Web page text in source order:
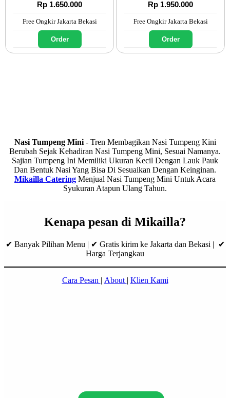
Rp 1.650.000
Free Ongkir Jakarta Bekasi
Order
Rp 1.950.000
Free Ongkir Jakarta Bekasi
Order
Nasi Tumpeng Mini- Tren Membagikan Nasi Tumpeng Kini
Berubah Sejak Kehadiran Nasi Tumpeng Mini, Sesuai Namanya.
Sajian Tumpeng Ini Memiliki Ukuran Kecil Dengan Lauk Pauk
Dan Bentuk Nasi Yang Bisa Di Sesuaikan Dengan Keinginan.
Mikailla Catering Menjual Nasi Tumpeng Mini Untuk Acara
Syukuran Atapun Ulang Tahun.
Kenapa pesan di Mikailla?
✔ Banyak Pilihan Menu | ✔ Gratis kirim ke Jakarta dan Bekasi | ✔
Harga Terjangkau
Cara Pesan | About | Klien Kami